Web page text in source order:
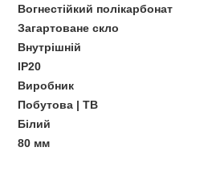
Вогнестійкий полікарбонат
Загартоване скло
Внутрішній
IP20
Виробник
Побутова | ТВ
Білий
80 мм